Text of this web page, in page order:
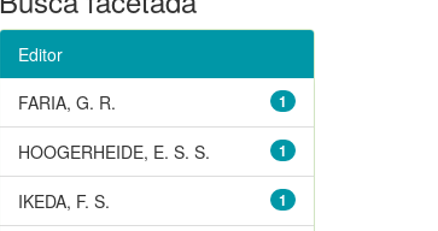
Editor
1
FARIA, G. R.
1
HOOGERHEIDE, E. S. S.
1
IKEDA, F. S.